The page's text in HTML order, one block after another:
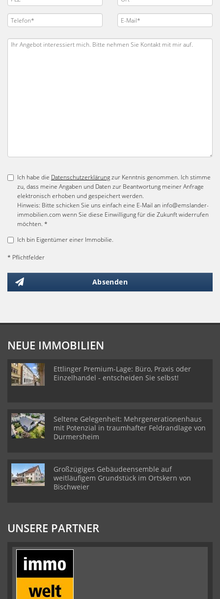
Ich habe die Datenschutzerklärungzur Kenntnis genommen. Ich stimme
zu, dass meine Angaben und Daten zur Beantwortung meiner Anfrage
elektronisch erhoben und gespeichert werden.
Hinweis: Bitte schicken Sie uns einfach eine E-Mail an info@emslander-
immobilien.com wenn Sie diese Einwilligung für die Zukunft widerrufen
möchten. *
Ich bin Eigentümer einer Immobilie.
* Pflichtfelder
Absenden
NEUE IMMOBILIEN
Ettlinger Premium-Lage: Büro, Praxis oder
Einzelhandel - entscheiden Sie selbst!
Seltene Gelegenheit: Mehrgenerationenhaus
mit Potenzial in traumhafter Feldrandlage von
Durmersheim
Großzügiges Gebäudeensemble auf
weitläufigem Grundstück im Ortskern von
Bischweier
UNSERE PARTNER